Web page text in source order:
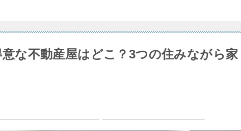
な不動産屋はどこ？3つの住みながら家